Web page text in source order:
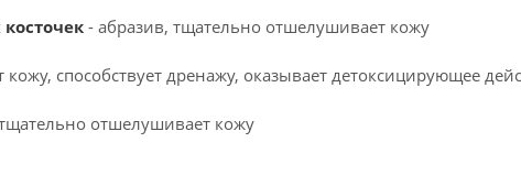
- абразив, тщательно отшелушивает кожу
кожу, способствует дренажу, оказывает детоксицирующее
отшелушивает кожу